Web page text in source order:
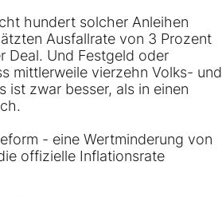
hundert solcher Anleihen
Ausfallrate von 3 Prozent
Deal. Und Festgeld oder
mittlerweile vierzehn Volks- und
ist zwar besser, als in einen
- eine Wertminderung von
offizielle Inflationsrate